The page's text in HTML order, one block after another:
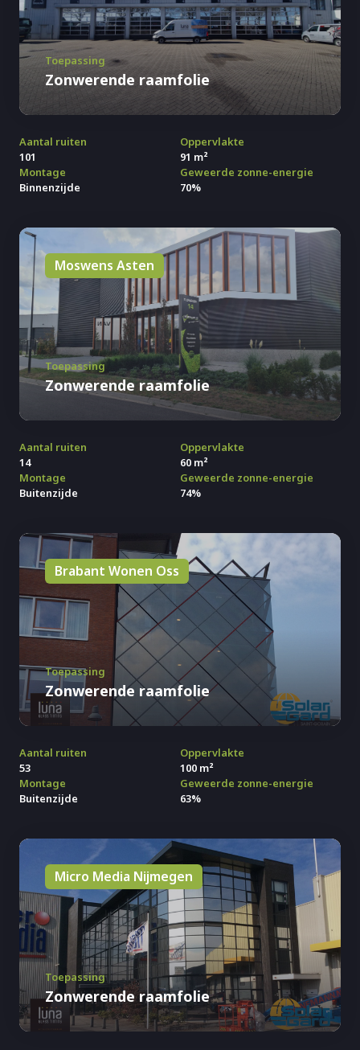
Toepassing
Zonwerende raamfolie
Aantal ruiten
101
Oppervlakte
91 m²
Montage
Binnenzijde
Geweerde zonne-energie
70%
Moswens Asten
Toepassing
Zonwerende raamfolie
Aantal ruiten
14
Oppervlakte
60 m²
Montage
Buitenzijde
Geweerde zonne-energie
74%
Brabant Wonen Oss
Toepassing
Zonwerende raamfolie
Aantal ruiten
53
Oppervlakte
100 m²
Montage
Buitenzijde
Geweerde zonne-energie
63%
Micro Media Nijmegen
Toepassing
Zonwerende raamfolie